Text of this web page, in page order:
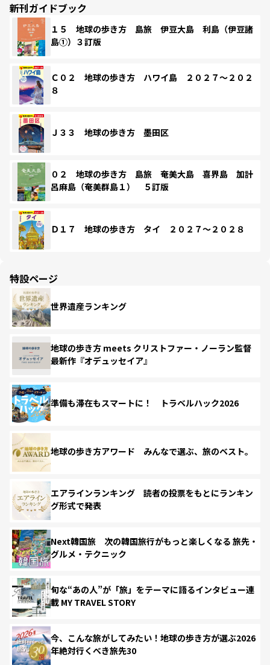
新刊ガイドブック
１５ 地球の歩き方 島旅 伊豆大島 利島（伊豆諸
島①）３訂版
Ｃ０２ 地球の歩き方 ハワイ島 ２０２７～２０２
８
Ｊ３３ 地球の歩き方 墨田区
０２ 地球の歩き方 島旅 奄美大島 喜界島 加計
呂麻島（奄美群島１） ５訂版
Ｄ１７ 地球の歩き方 タイ ２０２７～２０２８
特設ページ
世界遺産ランキング
地球の歩き方 meets クリストファー・ノーラン監督
最新作『オデュッセイア』
準備も滞在もスマートに！ トラベルハック2026
地球の歩き方アワード みんなで選ぶ、旅のベスト。
エアラインランキング 読者の投票をもとにランキン
グ形式で発表
Next韓国旅 次の韓国旅行がもっと楽しくなる 旅先・
グルメ・テクニック
旬な“あの人”が「旅」をテーマに語るインタビュー連
載 MY TRAVEL STORY
今、こんな旅がしてみたい！地球の歩き方が選ぶ2026
年絶対行くべき旅先30